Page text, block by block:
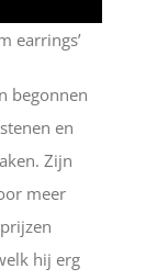
earrings’
begonnen
en
Zijn
meer
hij erg